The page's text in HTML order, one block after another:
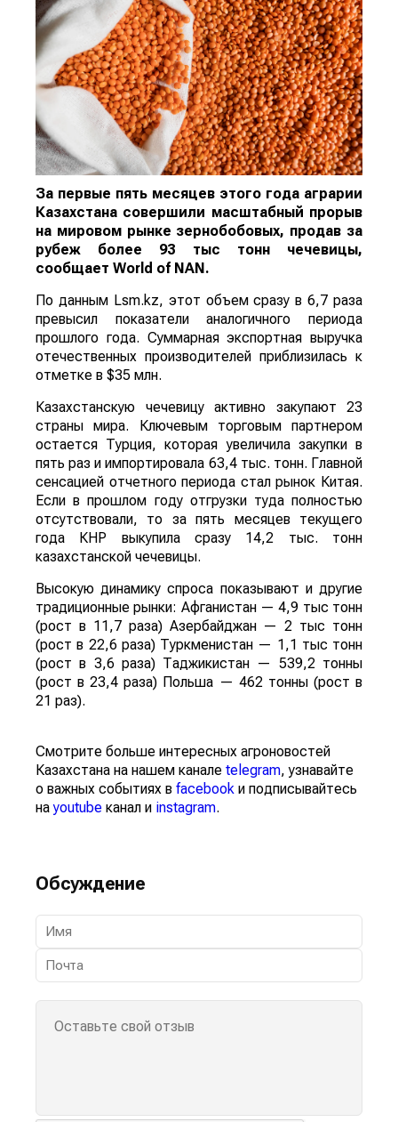
За первые пять месяцев этого года аграрии
Казахстана совершили масштабный прорыв
на мировом рынке зернобобовых, продав за
рубеж более 93 тыс тонн чечевицы,
сообщает World of NAN.
По данным Lsm.kz, этот объем сразу в 6,7 раза
превысил показатели аналогичного периода
прошлого года. Суммарная экспортная выручка
отечественных производителей приблизилась к
отметке в $35 млн.
Казахстанскую чечевицу активно закупают 23
страны мира. Ключевым торговым партнером
остается Турция, которая увеличила закупки в
пять раз и импортировала 63,4 тыс. тонн. Главной
сенсацией отчетного периода стал рынок Китая.
Если в прошлом году отгрузки туда полностью
отсутствовали, то за пять месяцев текущего
года КНР выкупила сразу 14,2 тыс. тонн
казахстанской чечевицы.
Высокую динамику спроса показывают и другие
традиционные рынки: Афганистан — 4,9 тыс тонн
(рост в 11,7 раза) Азербайджан — 2 тыс тонн
(рост в 22,6 раза) Туркменистан — 1,1 тыс тонн
(рост в 3,6 раза) Таджикистан — 539,2 тонны
(рост в 23,4 раза) Польша — 462 тонны (рост в
21 раз).
Смотрите больше интересных агроновостей
Казахстана на нашем канале telegram, узнавайте
о важных событиях в facebook и подписывайтесь
наyoutube канал и instagram.
Обсуждение